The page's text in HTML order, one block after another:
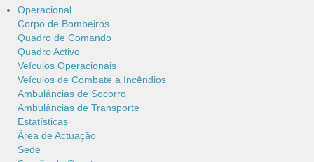
Operacional
Corpo de Bombeiros
Quadro de Comando
Quadro Activo
Veículos Operacionais
Veículos de Combate a Incêndios
Ambulâncias de Socorro
Ambulâncias de Transporte
Estatísticas
Área de Actuação
Sede